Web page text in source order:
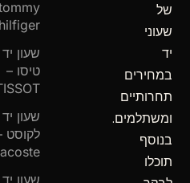
של
שעוני
יד
במחירים
תחרותיים
ומשתלמים.
בנוסף
תוכלו
tommy
hilfiger
שעון יד
טיסו –
TISSOT
שעון יד
לקוסט –
lacoste